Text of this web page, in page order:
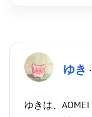
ゆき
ゆきは、